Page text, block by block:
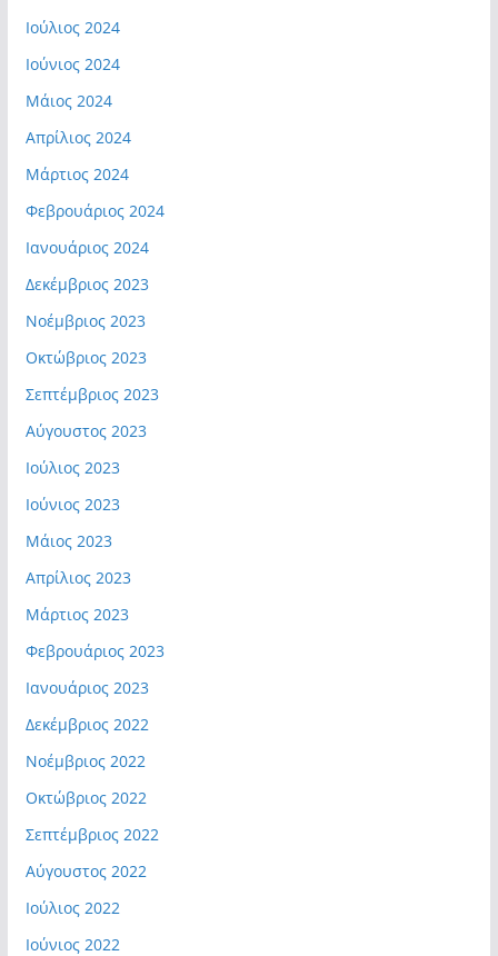
Ιούλιος 2024
Ιούνιος 2024
Μάιος 2024
Απρίλιος 2024
Μάρτιος 2024
Φεβρουάριος 2024
Ιανουάριος 2024
Δεκέμβριος 2023
Νοέμβριος 2023
Οκτώβριος 2023
Σεπτέμβριος 2023
Αύγουστος 2023
Ιούλιος 2023
Ιούνιος 2023
Μάιος 2023
Απρίλιος 2023
Μάρτιος 2023
Φεβρουάριος 2023
Ιανουάριος 2023
Δεκέμβριος 2022
Νοέμβριος 2022
Οκτώβριος 2022
Σεπτέμβριος 2022
Αύγουστος 2022
Ιούλιος 2022
Ιούνιος 2022